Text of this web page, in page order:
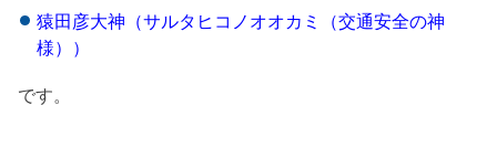
猿田彦大神（サルタヒコノオオカミ（交通安全の神
様））
です。